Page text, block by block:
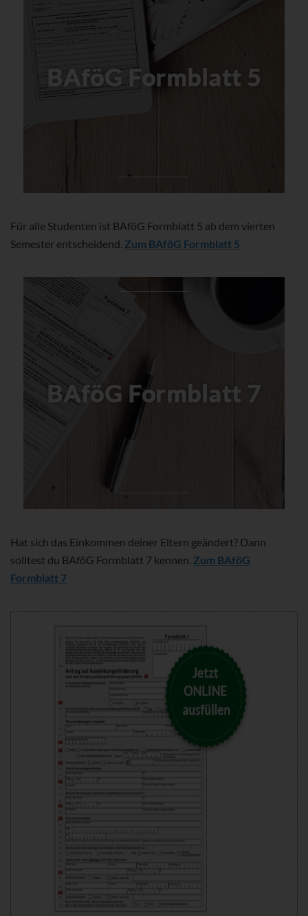
Für alle Studenten ist BAföG Formblatt 5 ab dem vierten
Semester entscheidend. Zum BAföG Formblatt 5
Hat sich das Einkommen deiner Eltern geändert? Dann
solltest du BAföG Formblatt 7 kennen. Zum BAföG
Formblatt 7